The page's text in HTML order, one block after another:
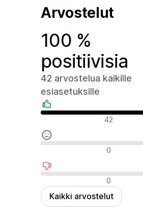
Arvostelut
100 %
positiivisia
42 arvostelua kaikille
esiasetuksille
Positiiviset arvostelut
42
Neutraalit arvostelut
0
Negatiiviset arvostelut
0
Kaikki arvostelut